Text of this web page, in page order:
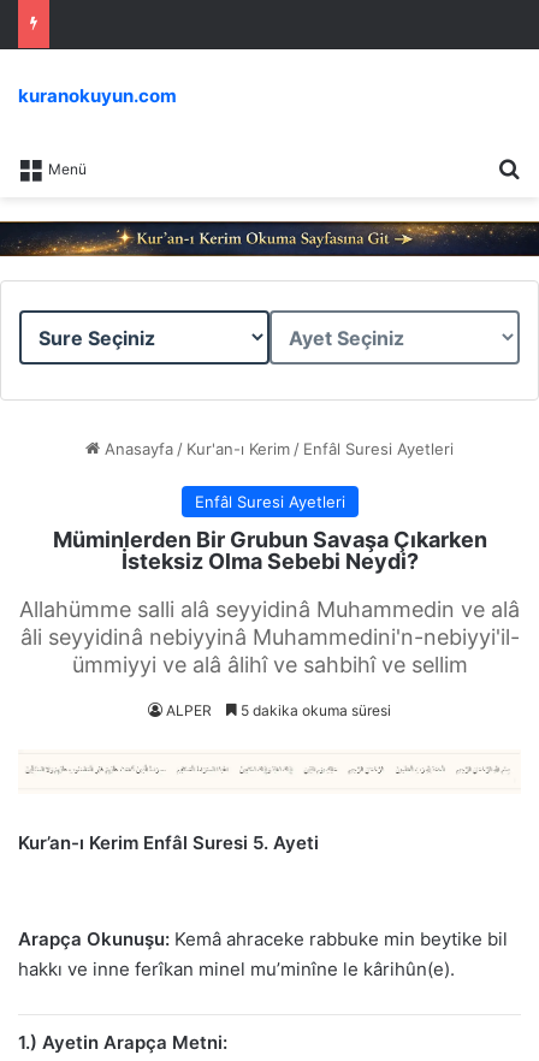
Menü
kuranokuyun.com
Sure
Ayet
Anasayfa / Kur'an-ı Kerim / Enfâl Suresi Ayetleri
Enfâl Suresi Ayetleri
Müminlerden Bir Grubun Savaşa Çıkarken
İsteksiz Olma Sebebi Neydi?
Allahümme salli alâ seyyidinâ Muhammedin ve alâ
âli seyyidinâ nebiyyinâ Muhammedini'n-nebiyyi'il-
ümmiyyi ve alâ âlihî ve sahbihî ve sellim
ALPER 5 dakika okuma süresi
Kur’an-ı Kerim Enfâl Suresi 5. Ayeti
Arapça Okunuşu: Kemâ ahraceke rabbuke min beytike bil
hakkı ve inne ferîkan minel mu’minîne le kârihûn(e).
1.) Ayetin Arapça Metni: